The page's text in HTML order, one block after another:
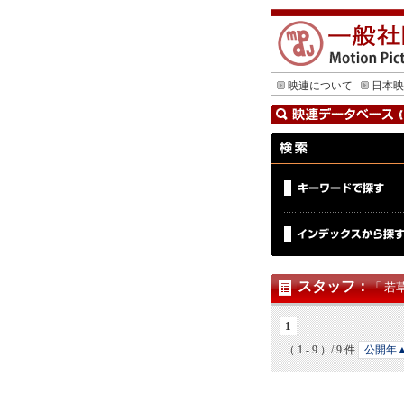
映連について 日本
スタッフ：「 若
1
（ 1 - 9 ）/ 9 件 公開年